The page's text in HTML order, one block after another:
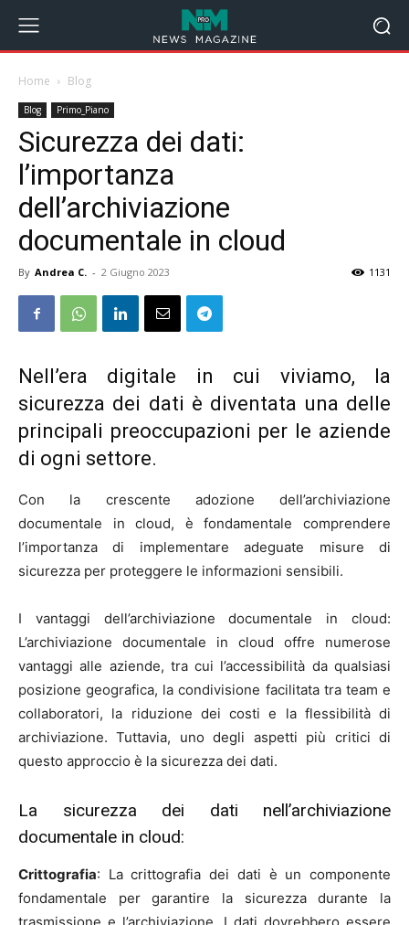
Home Blog
Blog Primo_Piano
Sicurezza dei dati:
l’importanza
dell’archiviazione
documentale in cloud
By Andrea C. - 2 Giugno 2023 1131
Nell’era digitale in cui viviamo, la
sicurezza dei dati è diventata una delle
principali preoccupazioni per le aziende
di ogni settore.
Con la crescente adozione dell’archiviazione
documentale in cloud, è fondamentale comprendere
l’importanza di implementare adeguate misure di
sicurezza per proteggere le informazioni sensibili.
I vantaggi dell’archiviazione documentale in cloud:
L’archiviazione documentale in cloud offre numerose
vantaggi alle aziende, tra cui l’accessibilità da qualsiasi
posizione geografica, la condivisione facilitata tra team e
collaboratori, la riduzione dei costi e la flessibilità di
archiviazione. Tuttavia, uno degli aspetti più critici di
questo approccio è la sicurezza dei dati.
La sicurezza dei dati nell’archiviazione
documentale in cloud:
Crittografia: La crittografia dei dati è un componente
fondamentale per garantire la sicurezza durante la